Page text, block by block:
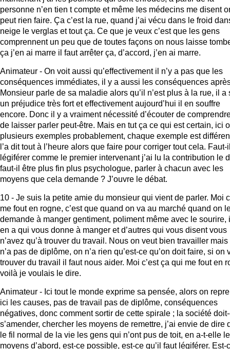
personne n’en tien t compte et même les médecins me disent
peut rien faire. Ça c’est la rue, quand j’ai vécu dans le froid
neige le verglas et tout ça. Ce que je veux c’est que les gens
comprennent un peu que de toutes façons on nous laisse
ça j’en ai marre il faut arrêter ça, d’accord, j’en ai marre.
Animateur - On voit aussi qu’effectivement il n’y a pas que les
conséquences immédiates, il y a aussi les conséquences
Monsieur parle de sa maladie alors qu’il n’est plus à la rue, il a
un préjudice très fort et effectivement aujourd’hui il en souffre
encore. Donc il y a vraiment nécessité d’écouter de
de laisser parler peut-être. Mais en tut ça ce qui est certain, ici
plusieurs exemples probablement, chaque exemple est
l’a dit tout à l’heure alors que faire pour corriger tout cela. Faut-
légiférer comme le premier intervenant j’ai lu la contribution le
faut-il être plus fin plus psychologue, parler à chacun avec les
moyens que cela demande ? J’ouvre le débat.
10 - Je suis la petite amie du monsieur qui vient de parler. Moi
me fout en rogne, c’est que quand on va au marché quand on
demande à manger gentiment, poliment même avec le sourire,
en a qui vous donne à manger et d’autres qui vous disent vous
n’avez qu’à trouver du travail. Nous on veut bien travailler mais
n’a pas de diplôme, on n’a rien qu’est-ce qu’on doit faire, si on
trouver du travail il faut nous aider. Moi c’est ça qui me fout en
voilà je voulais le dire.
Animateur - Ici tout le monde exprime sa pensée, alors on
ici les causes, pas de travail pas de diplôme, conséquences
négatives, donc comment sortir de cette spirale ; la société
s’amender, chercher les moyens de remettre, j’ai envie de dire
le fil normal de la vie les gens qui n’ont pus de toit, en a-t-elle
moyens d’abord, est-ce possible, est-ce qu’il faut légiférer. Est-